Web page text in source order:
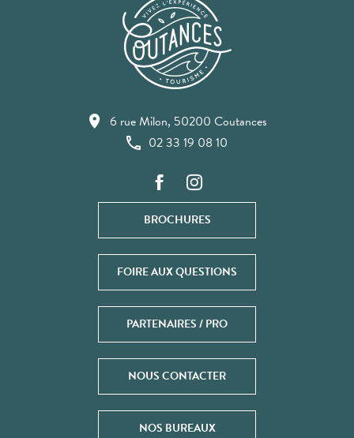
6 rue Milon, 50200 Coutances
02 33 19 08 10
BROCHURES
FOIRE AUX QUESTIONS
PARTENAIRES / PRO
NOUS CONTACTER
NOS BUREAUX